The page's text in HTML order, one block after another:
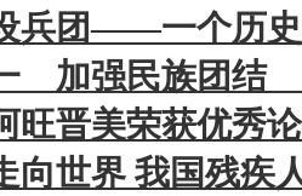
兵团——一个历
加强民族团结
旺晋美荣获优秀
世界 我国残疾